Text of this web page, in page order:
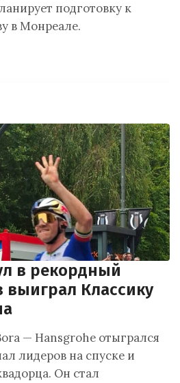
подготовку к
в Монреале.
в рекордный
выиграл Классику
— Hansgrohe отыгрался
лидеров на спуске и
Он стал